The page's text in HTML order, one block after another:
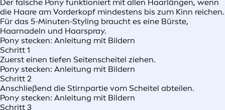
Der falsche Pony funktioniert mit allen Haarlängen, wenn
die Haare am Vorderkopf mindestens bis zum Kinn reichen.
Für das 5-Minuten-Styling braucht es eine Bürste,
Haarnadeln und Haarspray.
Pony stecken: Anleitung mit Bildern
Schritt 1
Zuerst einen tiefen Seitenscheitel ziehen.
Pony stecken: Anleitung mit Bildern
Schritt 2
Anschließend die Stirnpartie vom Scheitel abteilen.
Pony stecken: Anleitung mit Bildern
Schritt 3